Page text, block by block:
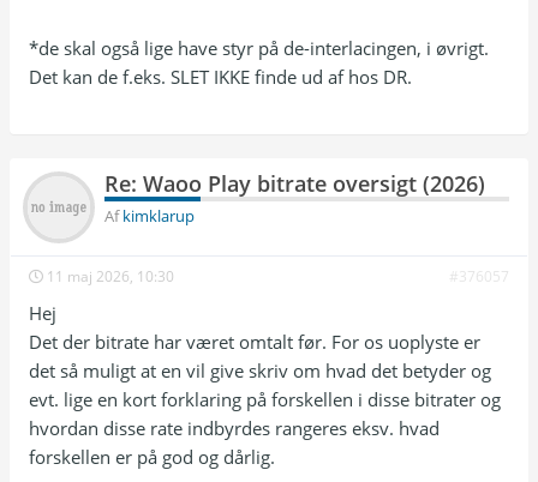
| Eurosport 2              | 1920×1080p |  50
|  ~7.5 | AAC ~132k              |
| Sport Live               | 1920×1080p |  50
| V Sport Golf             | 1920×1080p |  50
|  ~7.4 | EC-3 ~260k             |
| V Sport Ultra HD         | 3840×2160p |  50
| ~17.5 | EC-3 ~260k             |
|  ~6.9 | EC-3 ~260k             |
|  ~6.9 | EC-3 ~260k             |
| V Film Action            | 1920×1080p |  50
|  ~7.4 | EC-3 ~260k             |
| V Film Hits              | 1920×1080p |  50
|  ~7.2 | EC-3 ~260k             |
| V Film Family            | 1920×1080p |  50
|  ~7.1 | EC-3 ~260k             |
| Viasat History           | 1920×1080p |  50
*de skal også lige have styr på de-interlacingen, i øvrigt.
Det kan de f.eks. SLET IKKE finde ud af hos DR.
Re: Waoo Play bitrate oversigt (2026)
Afkimklarup
11 maj 2026, 10:30 #376057
Hej
Det der bitrate har været omtalt før. For os uoplyste er
det så muligt at en vil give skriv om hvad det betyder og
evt. lige en kort forklaring på forskellen i disse bitrater og
hvordan disse rate indbyrdes rangeres eksv. hvad
forskellen er på god og dårlig.